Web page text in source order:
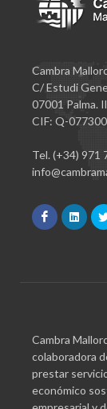
Cambra
C/ Estudi
07001 Palma.
CIF: Q-
Tel. (+34) 971
Cambra
colaboradora
prestar
económico